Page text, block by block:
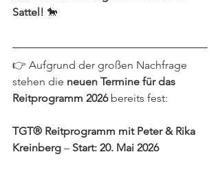
Sattel! 🐎
👉 Aufgrund der großen Nachfrage
stehen die neuen Termine für das
Reitprogramm 2026 bereits fest:
TGT® Reitprogramm mit Peter & Rika
Kreinberg – Start: 20. Mai 2026